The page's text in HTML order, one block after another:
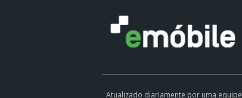
Atualizado diariamente por uma equipe